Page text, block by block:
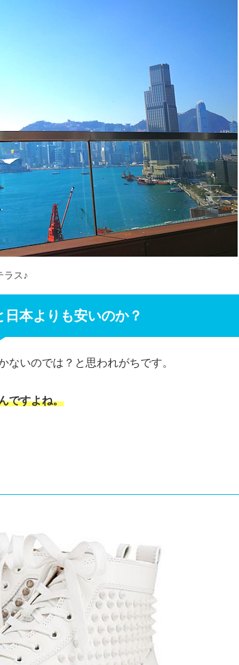
ラス♪
本よりも安いのか？
いのでは？と思われがちです。
ですよね。